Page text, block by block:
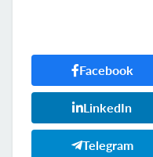
Facebook
LinkedIn
Telegram